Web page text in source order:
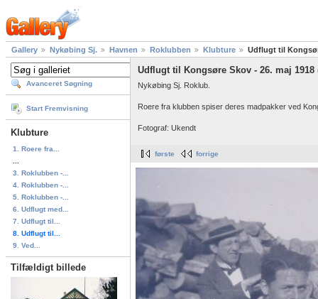
Gallery Nykøbing Sj. Havnen Roklubben Klubture Udflugt til
Avanceret Søgning
Start Fremvisning
Klubture
1. Roere fra...
3. Roklubben -...
4. Roklubben -...
5. Roklubben -...
6. Udflugt med...
7. Udflugt til...
8. Udflugt til...
9. Ved...
Tilfældigt billede
Udflugt til Kongsøre Skov - 26. maj 1918
Nykøbing Sj. Roklub.
Roere fra klubben spiser deres madpakker ved
Fotograf: Ukendt
første forrige